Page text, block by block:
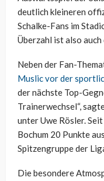
deutlich kleineren
Schalke-Fans im
Überzahl ist also
Neben der Fan-
Muslic vor der
der nächste Top-
Trainerwechsel“,
unter Uwe Rösler.
Bochum 20 Punkte
Spitzengruppe der
Die besondere